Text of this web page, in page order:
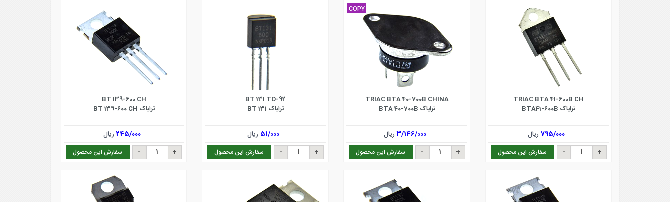
TRIAC BTA 41-600B CH
ترایاک BTA41-600B
795/000ریال
سفارش این محصول
COPY
TRIAC BTA 40-700B CHINA
ترایاک BTA 40-700B
3/146/000ریال
سفارش این محصول
BT 131 TO-92
ترایاک BT 131
51/000 ریال
سفارش این محصول
BT 139-600 CH
ترایاک BT 139-600 CH
245/000ریال
سفارش این محصول